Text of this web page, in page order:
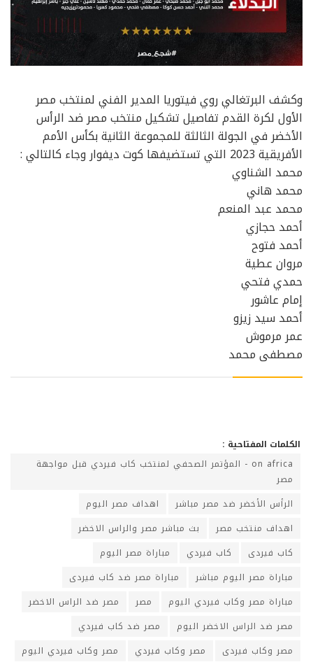
وكشف البرتغالي روي فيتوريا المدير الفني لمنتخب مصر
الأول لكرة القدم تفاصيل تشكيل منتخب مصر ضد الرأس
الأخضر في الجولة الثالثة للمجموعة الثانية بكأس الأمم
الأفريقية 2023 التي تستضيفها كوت ديفوار وجاء كالتالي :
محمد الشناوي
محمد هاني
محمد عبد المنعم
أحمد حجازي
أحمد فتوح
مروان عطية
حمدي فتحي
إمام عاشور
أحمد سيد زيزو
عمر مرموش
مصطفى محمد
الكلمات المفتاحية :
on africa - المؤتمر الصحفي لمنتخب كاب فيردي قبل مواجهة
مصر
الرأس الأخضر ضد مصر مباشر
اهداف مصر اليوم
اهداف منتخب مصر
بث مباشر مصر والراس الاخضر
كاب فيردى
كاب فيردي
مباراة مصر اليوم
مباراة مصر اليوم مباشر
مباراة مصر ضد كاب فيردى
مباراة مصر وكاب فيردي اليوم
مصر
مصر ضد الراس الاخضر
مصر ضد الراس الاخضر اليوم
مصر ضد كاب فيردي
مصر وكاب فيردى
مصر وكاب فيردي
مصر وكاب فيردي اليوم